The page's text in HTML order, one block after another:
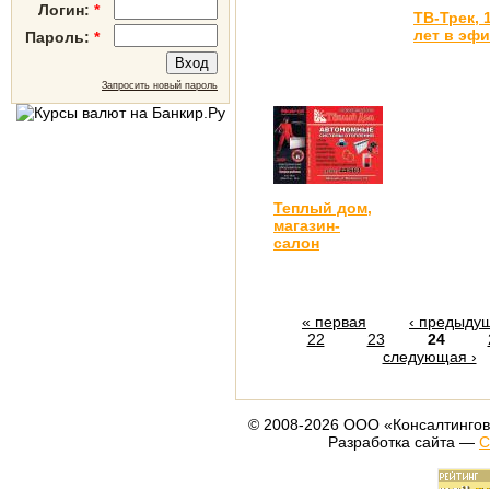
Логин: *
Пароль: *
Запросить новый пароль
ТВ-Трек,
лет в
Теплый дом,
магазин-
салон
« первая
‹
22
23 24
следующая ›
© 2008-2026 ООО
Разработка сайта —